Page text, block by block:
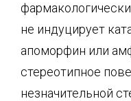
не индуцирует
апоморфин или
стереотипное
незначительной